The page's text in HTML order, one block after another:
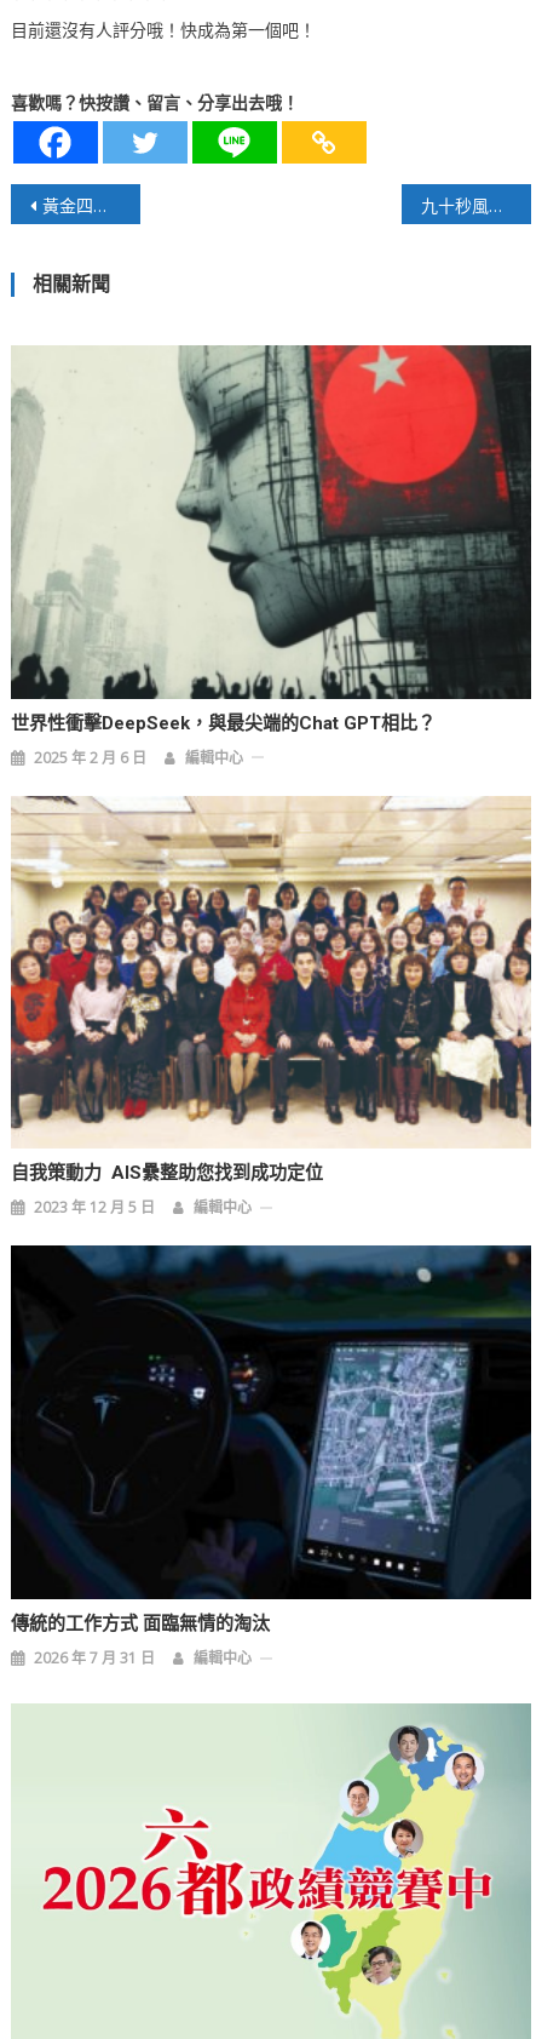
目前還沒有人評分哦！快成為第一個吧！
喜歡嗎？快按讚、留言、分享出去哦！
文
導
覽
黃金四分鐘的遺落一場噎食 曝露照護現場的應變缺口 九十秒風暴 資安幻象崩潰的瞬間
相關新聞
世界性衝擊DeepSeek，與最尖端的Chat GPT相比？
2025 年 2 月 6 日 編輯中心
自我策動力 AIS纍整助您找到成功定位
2023 年 12 月 5 日 編輯中心
傳統的工作方式 面臨無情的淘汰
2026 年 7 月 31 日 編輯中心